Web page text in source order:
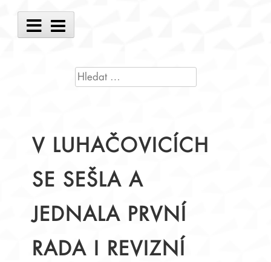
Main
Menu
VYHLEDÁVÁNÍ
V LUHAČOVICÍCH
SE SEŠLA A
JEDNALA PRVNÍ
RADA I REVIZNÍ